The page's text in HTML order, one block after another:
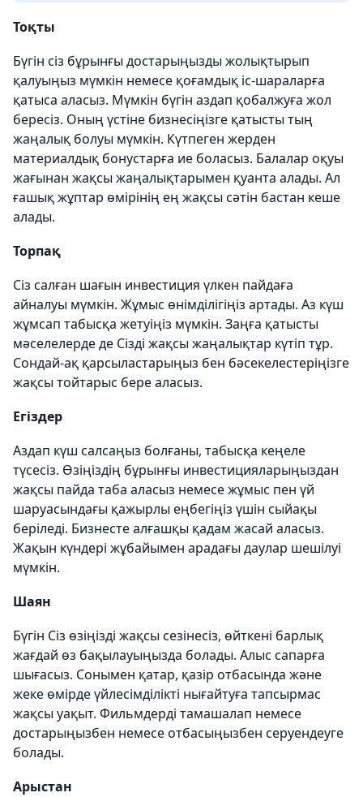
Тоқты
Бүгін сіз бұрынғы достарыңызды жолықтырып
қалуыңыз мүмкін немесе қоғамдық іс-шараларға
қатыса аласыз. Мүмкін бүгін аздап қобалжуға жол
бересіз. Оның үстіне бизнесіңізге қатысты тың
жаңалық болуы мүмкін. Күтпеген жерден
материалдық бонустарға ие боласыз. Балалар оқуы
жағынан жақсы жаңалықтарымен қуанта алады. Ал
ғашық жұптар өмірінің ең жақсы сәтін бастан кеше
алады.
Торпақ
Сіз салған шағын инвестиция үлкен пайдаға
айналуы мүмкін. Жұмыс өнімділігіңіз артады. Аз күш
жұмсап табысқа жетуіңіз мүмкін. Заңға қатысты
мәселелерде де Сізді жақсы жаңалықтар күтіп тұр.
Сондай-ақ қарсыластарыңыз бен бәсекелестеріңізге
жақсы тойтарыс бере аласыз.
Егіздер
Аздап күш салсаңыз болғаны, табысқа кеңеле
түсесіз. Өзіңіздің бұрынғы инвестицияларыңыздан
жақсы пайда таба аласыз немесе жұмыс пен үй
шаруасындағы қажырлы еңбегіңіз үшін сыйақы
беріледі. Бизнесте алғашқы қадам жасай аласыз.
Жақын күндері жұбайымен арадағы даулар шешілуі
мүмкін.
Шаян
Бүгін Сіз өзіңізді жақсы сезінесіз, өйткені барлық
жағдай өз бақылауыңызда болады. Алыс сапарға
шығасыз. Сонымен қатар, қазір отбасында және
жеке өмірде үйлесімділікті нығайтуға тапсырмас
жақсы уақыт. Фильмдерді тамашалап немесе
достарыңызбен немесе отбасыңызбен серуендеуге
болады.
Арыстан